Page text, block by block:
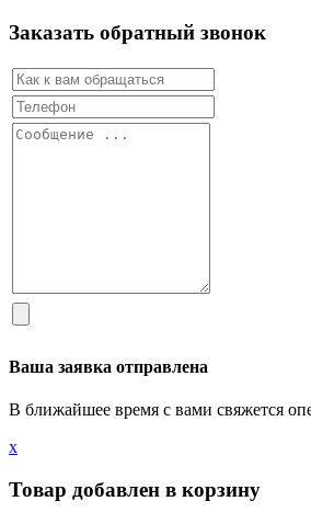
Заказать обратный звонок
Ваша заявка отправлена
В ближайшее время с вами свяжется
х
Товар добавлен в корзину